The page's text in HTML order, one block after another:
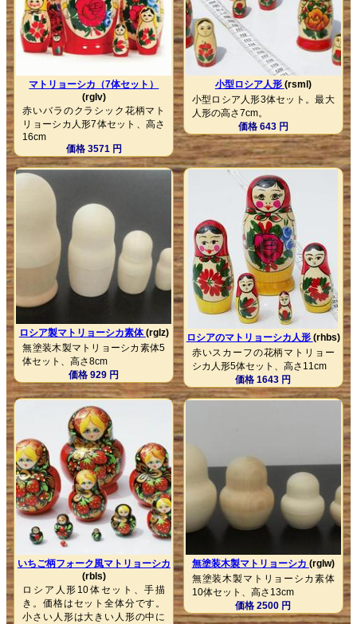
マトリョーシカ（7体セット）
(rglv)
赤いバラのクラシック花柄マト
リョーシカ人形7体セット、高さ
16cm
価格 3571 円
小型ロシア人形 (rsml)
小型ロシア人形3体セット。最大
人形の高さ7cm。
価格 643 円
ロシア製マトリョーシカ素体(rglz)
無塗装木製マトリョーシカ素体5
体セット、高さ8cm
価格 929 円
ロシアのマトリョーシカ人形 (rhbs)
赤いスカーフの花柄マトリョー
シカ人形5体セット、高さ11cm
価格 1643 円
いちご柄フォーク風マトリョーシカ
(rbls)
ロシア人形10体セット、手描
き。価格はセット全体分です。
小さい人形は大きい人形の中に
無塗装木製マトリョーシカ (rglw)
無塗装木製マトリョーシカ素体
10体セット、高さ13cm
価格 2500 円